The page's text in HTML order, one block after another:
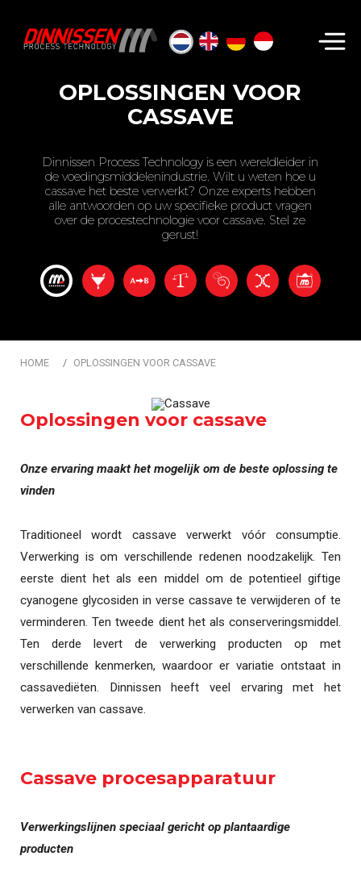
OPLOSSINGEN VOOR
CASSAVE
Dinnissen Process Technology is een wereldleider in
de voedingsmiddelenindustrie. Wilt u weten hoe u
cassave het beste verwerkt? Onze experts hebben
alle antwoorden op uw specifieke product vragen
over de procestechnologie voor cassave. Stel ze
gerust!
HOME OPLOSSINGEN VOOR CASSAVE
Oplossingen voor cassave
Onze ervaring maakt het mogelijk om de beste oplossing te
vinden
Traditioneel wordt cassave verwerkt vóór consumptie.
Verwerking is om verschillende redenen noodzakelijk. Ten
eerste dient het als een middel om de potentieel giftige
cyanogene glycosiden in verse cassave te verwijderen of te
verminderen. Ten tweede dient het als conserveringsmiddel.
Ten derde levert de verwerking producten op met
verschillende kenmerken, waardoor er variatie ontstaat in
cassavediëten. Dinnissen heeft veel ervaring met het
verwerken van cassave.
Cassave procesapparatuur
Verwerkingslijnen speciaal gericht op plantaardige
producten